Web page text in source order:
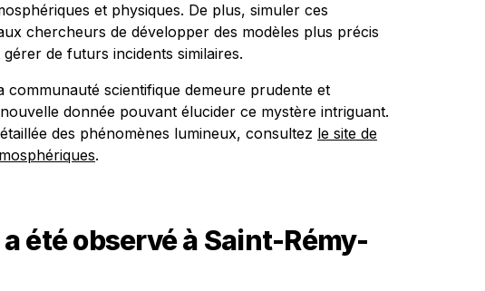
et physiques. De plus, simuler ces
chercheurs de développer des modèles plus précis
de futurs incidents similaires.
scientifique demeure prudente et
donnée pouvant élucider ce mystère intriguant.
des phénomènes lumineux, consultez le site de
.
été observé à Saint-Rémy-